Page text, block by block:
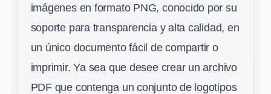
imágenes en formato PNG, conocido por su
soporte para transparencia y alta calidad, en
un único documento fácil de compartir o
imprimir. Ya sea que desee crear un archivo
PDF que contenga un conjunto de logotipos